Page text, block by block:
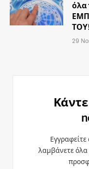
όλα
ΤΟΥ!
29
λαμβάνετε όλα